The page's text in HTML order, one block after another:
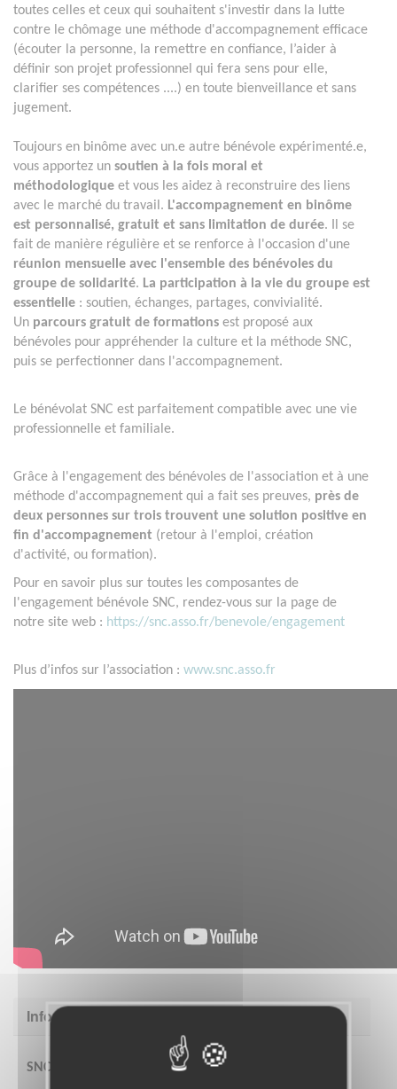
toutes celles et ceux qui souhaitent s'investir dans la lutte
contre le chômage une méthode d'accompagnement efficace
(écouter la personne, la remettre en confiance, l’aider à
définir son projet professionnel qui fera sens pour elle,
clarifier ses compétences ....) en toute bienveillance et sans
jugement.
Toujours en binôme avec un.e autre bénévole expérimenté.e,
vous apportez un soutien à la fois moral et
méthodologique et vous les aidez à reconstruire des liens
avec le marché du travail. L'accompagnement en binôme
est personnalisé, gratuit et sans limitation de durée. Il se
fait de manière régulière et se renforce à l'occasion d'une
réunion mensuelle avec l'ensemble des bénévoles du
groupe de solidarité. La participation à la vie du groupe est
essentielle : soutien, échanges, partages, convivialité.
Un parcours gratuit de formations est proposé aux
bénévoles pour appréhender la culture et la méthode SNC,
puis se perfectionner dans l'accompagnement.
Le bénévolat SNC est parfaitement compatible avec une vie
professionnelle et familiale.
Grâce à l'engagement des bénévoles de l'association et à une
méthode d'accompagnement qui a fait ses preuves, près de
deux personnes sur trois trouvent une solution positive en
fin d'accompagnement (retour à l'emploi, création
d'activité, ou formation).
Pour en savoir plus sur toutes les composantes de
l'engagement bénévole SNC, rendez-vous sur la page de
notre site web : https://snc.asso.fr/benevole/engagement
Plus d’infos sur l’association : www.snc.asso.fr
Informations complémentaires
SNC déploie ses actions autour de 2 axes :